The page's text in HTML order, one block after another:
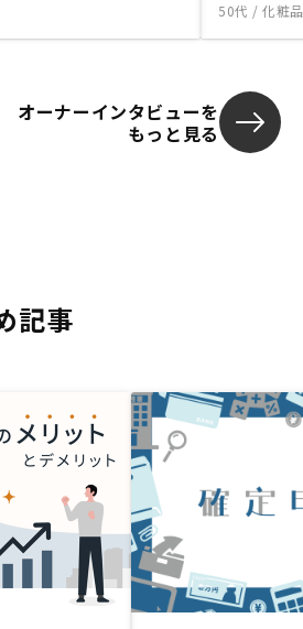
50代 / 化粧
オーナーインタビューを
もっと見る
記事